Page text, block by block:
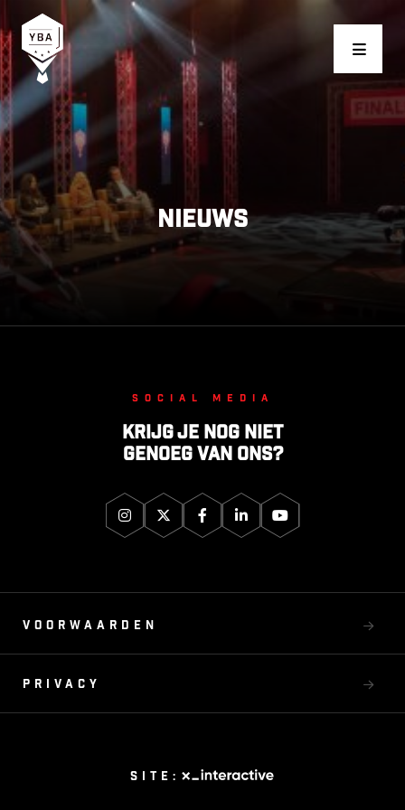
Young Business Award
Nieuws
Social media
Krijg je nog niet
genoeg van ons?
Voorwaarden
Privacy
Site: